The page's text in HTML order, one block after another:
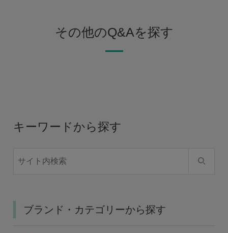
その他のQ&Aを探す
キーワードから探す
ブランド・カテゴリーから探す